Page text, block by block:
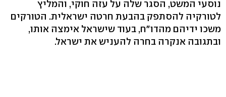
נוסעי המשט, הסגר שלה על עזה חוקי, והמליץ
לטורקיה להסתפק בהבעת חרטה ישראלית. הטורקים
משכו ידיהם מהדו"ח, בעוד שישראל אימצה אותו,
ובתגובה אנקרה בחרה להעניש את ישראל.